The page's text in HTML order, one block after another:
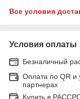
Все условия
Условия оплаты
Безналичный
Оплата по QR и
партнерах
Купить в